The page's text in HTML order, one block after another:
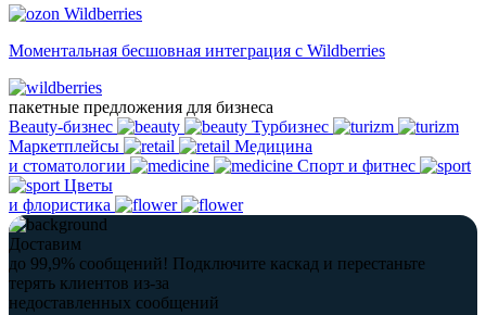
Wildberries
Моментальная бесшовная интеграция с Wildberries
пакетные предложения для бизнеса
Beauty-бизнес
Турбизнес
Маркетплейсы
Медицина
и стоматологии
Спорт и фитнес
Цветы
и флористика
Доставим
до 99,9% сообщений! Подключите каскад и перестаньте
терять клиентов из-за
недоставленных сообщений